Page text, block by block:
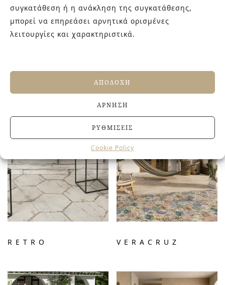
συγκατάθεση ή η ανάκληση της συγκατάθεσης,
μπορεί να επηρεάσει αρνητικά ορισμένες
λειτουργίες και χαρακτηριστικά.
ΑΠΟΔΟΧΉ
ΆΡΝΗΣΗ
ΡΥΘΜΊΣΕΙΣ
Cookie Policy
ΣΧΕΤΙΚΆ ΠΡΟΪΌΝΤΑ
RETRO VERACRUZ